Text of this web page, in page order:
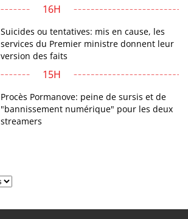
16H
Suicides ou tentatives: mis en cause, les
services du Premier ministre donnent leur
version des faits
15H
Procès Pormanove: peine de sursis et de
"bannissement numérique" pour les deux
streamers